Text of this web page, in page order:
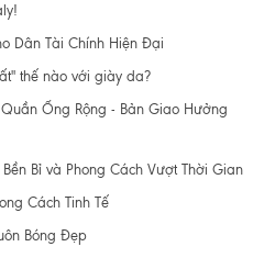
Dân Tài Chính Hiện Đại
thế nào với giày da?
Ống Rộng - Bản Giao Hưởng
Bỉ và Phong Cách Vượt Thời Gian
Cách Tinh Tế
Bóng Đẹp